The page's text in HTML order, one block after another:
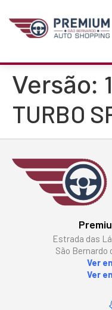
Versão:
TURBO
Estrada das
São Bernardo
Ver
Ver